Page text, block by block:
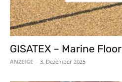
GISATEX – Marine Floor
ANZEIGE - 3. Dezember 2025